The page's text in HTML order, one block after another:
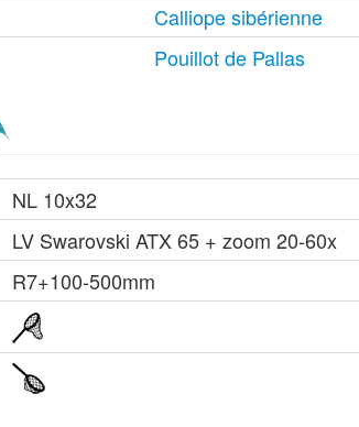
Calliope sibérienne
Pouillot de Pallas
NL 10x32
LV Swarovski ATX 65 + zoom 20-60x
R7+100-500mm